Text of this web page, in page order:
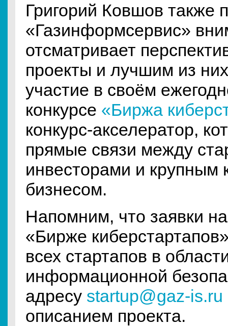
Григорий Ковшов также
«Газинформсервис»
отсматривает
проекты и лучшим из
участие в своём
конкурсе «Биржа
конкурс-акселератор,
прямые связи между
инвесторами и крупным
бизнесом.
Напомним, что заявки
«Бирже
всех стартапов в
информационной
адресу startup@gaz-is.ru
описанием проекта.